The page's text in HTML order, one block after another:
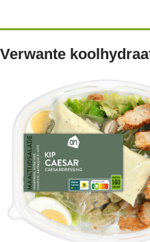
Verwante